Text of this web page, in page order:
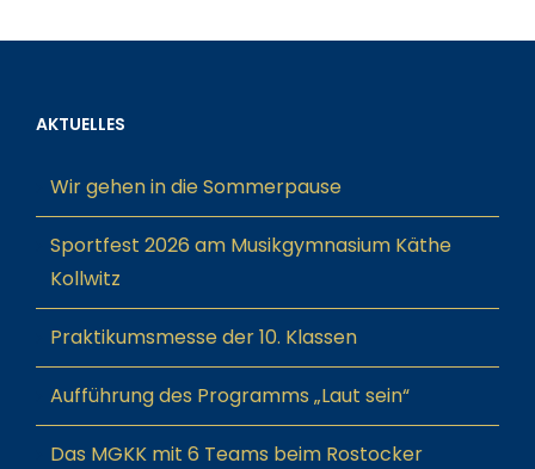
AKTUELLES
Wir gehen in die Sommerpause
Sportfest 2026 am Musikgymnasium Käthe
Kollwitz
Praktikumsmesse der 10. Klassen
Aufführung des Programms „Laut sein“
Das MGKK mit 6 Teams beim Rostocker